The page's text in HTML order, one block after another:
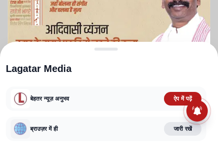
TERMS AND CONDITIONS
CORRECTIONS POLICY
FACT CHECKING POLICY
Lagatar Media Pvt. Ltd.
Lagatar Media
बेहतर न्यूज़ अनुभव ऐप में पढ़ें
ब्राउज़र में ही जारी रखें